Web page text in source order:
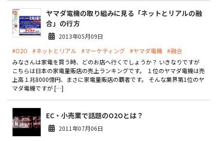
ショッピングモール型 EC
マルチテナント、マルチブランドなど
通販受注対応
EC運用支援
継続的に結果を出し続けるECサイトへ
スクラッチ開発
ライセンス契約
内製化支援
ヤマダ電機の取り組みに見る「ネットとリアルの融
合」の行方
2013年05月09日
#O2O
#ネットとリアル #マーケティング #ヤマダ電機 #融合
みなさんは家電を買う時、どのお店へ行くでしょうか？ いきなりですが
こちらは日本の家電量販店の売上ランキングです。 １位のヤマダ電機は売
上高１兆8000億円、まさに家電量販店の覇者です。 そんな業界第1位のヤ
マダ電機ですが […]
EC・小売業で話題のO2Oとは？
2011年07月06日